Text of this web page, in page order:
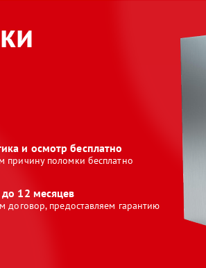
и осмотр бесплатно
причину поломки бесплатно
до 12 месяцев
договор, предоставляем гарантию